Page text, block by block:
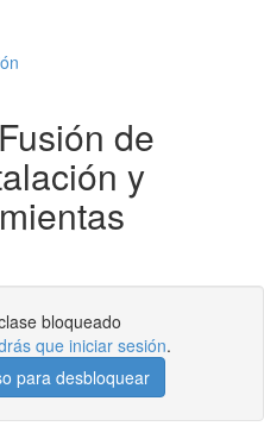
de
y
bloqueado
que iniciar sesión.
para desbloquear